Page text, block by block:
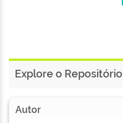
Explore o Repositório
Autor